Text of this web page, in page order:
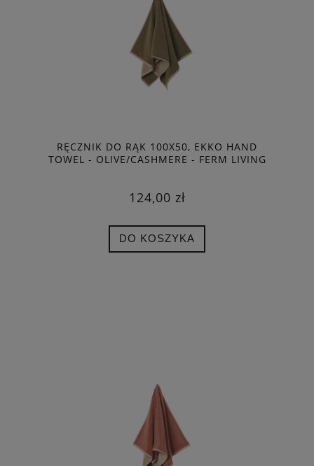
RĘCZNIK DO RĄK 100X50, EKKO HAND
TOWEL - OLIVE/CASHMERE - FERM LIVING
124,00 zł
DO KOSZYKA